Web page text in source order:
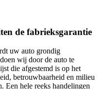
de fabrieksgarantie
uw auto grondig
wij door de auto te
die afgestemd is op het
betrouwbaarheid en milieu
Een hele reeks handelingen